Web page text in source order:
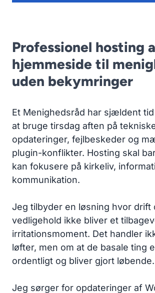
Professionel hosting
hjemmeside til
uden bekymringer
Et Menighedsråd har sjældent
at bruge tirsdag aften på
opdateringer, fejlbeskeder og
plugin-konflikter. Hosting skal
kan fokusere på kirkeliv,
kommunikation.
Jeg tilbyder en løsning hvor drift
vedligehold ikke bliver et
irritationsmoment. Det handler
løfter, men om at de basale ting
ordentligt og bliver gjort løbende.
Jeg sørger for opdateringer af